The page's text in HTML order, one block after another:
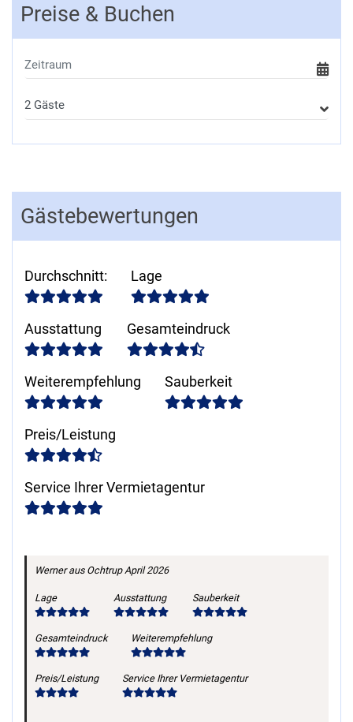
Preise & Buchen
Gästebewertungen
Durchschnitt: Lage
Ausstattung Gesamteindruck
Weiterempfehlung Sauberkeit
Preis/Leistung
Service Ihrer Vermietagentur
Werneraus Ochtrup April 2026
Lage Ausstattung Sauberkeit
Gesamteindruck Weiterempfehlung
Preis/Leistung Service Ihrer Vermietagentur